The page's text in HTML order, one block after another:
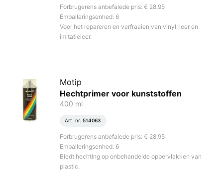
Forbrugerens anbefalede pris: € 28,95
Emballeringsenhed: 6
Voor het repareren en verfraaien van vinyl, leer en
imitatieleer.
Motip
Hechtprimer voor kunststoffen
400 ml
Art. nr. 514063
Forbrugerens anbefalede pris: € 28,95
Emballeringsenhed: 6
Biedt hechting op onbehandelde oppervlakken van
plastic.